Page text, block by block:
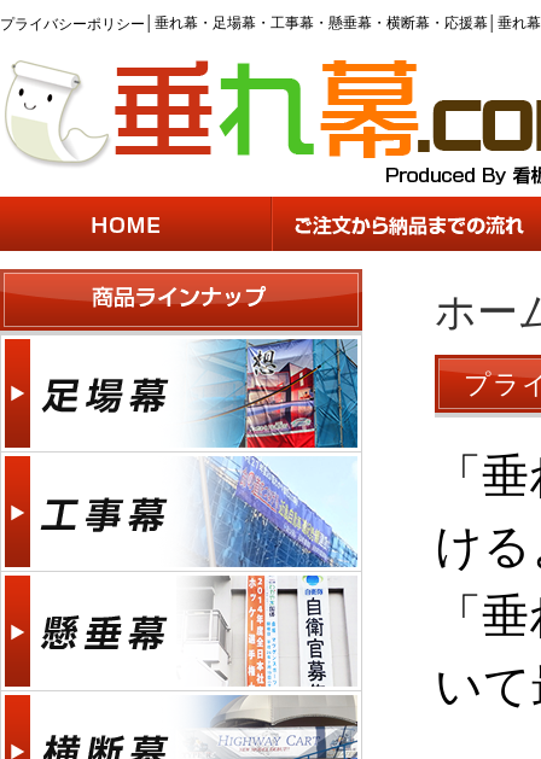
プライバシーポリシー 垂れ幕・足場幕・工事幕・懸垂幕・横断幕・応援幕│垂れ
ホー
プラ
「
け
「
い